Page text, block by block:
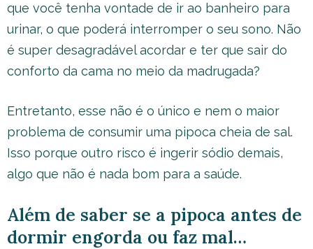
que você tenha vontade de ir ao banheiro para
urinar, o que poderá interromper o seu sono. Não
é super desagradável acordar e ter que sair do
conforto da cama no meio da madrugada?
Entretanto, esse não é o único e nem o maior
problema de consumir uma pipoca cheia de sal.
Isso porque outro risco é ingerir sódio demais,
algo que não é nada bom para a saúde.
Além de saber se a pipoca antes de
dormir engorda ou faz mal…